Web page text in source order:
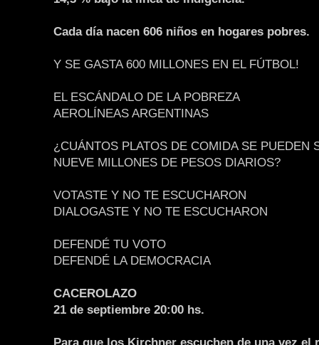
Cada día nacen 606 niños en hogares pobres.
Y SE GASTA 600 MILLONES EN EL FÚTBOL!
EL ESCÁNDALO DE LA POBREZA
AEROLÍNEAS ARGENTINAS
¿CUÁNTOS PLATOS DE COMIDA SE PUEDEN
NUEVE MILLONES DE PESOS DIARIOS?
VOTASTE Y NO TE ESCUCHARON
DIALOGASTE Y NO TE ESCUCHARON
DEFENDÉ TU VOTO
DEFENDÉ LA DEMOCRACIA
CACEROLAZO
21 de septiembre 20:00 hs.